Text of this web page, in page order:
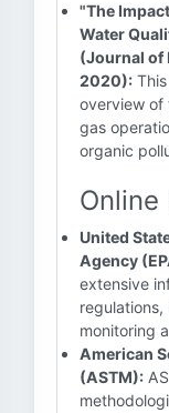
"The
Water
(Journal of
2020):
overview of
gas
organic
Online
United
Agency
extensive
regulations,
monitoring
American
(ASTM):